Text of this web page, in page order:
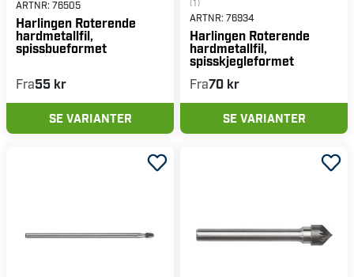
ARTNR: 76505
Harlingen Roterende
hardmetallfil,
spissbueformet
Fra55 kr
SE VARIANTER
(1)
ARTNR: 76934
Harlingen Roterende
hardmetallfil,
spisskjegleformet
Fra70 kr
SE VARIANTER